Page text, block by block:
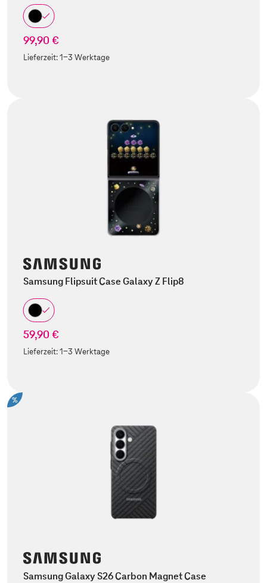
99,90 €
Lieferzeit:1-3 Werktage
Samsung Flipsuit Case Galaxy Z Flip8
59,90 €
Lieferzeit:1-3 Werktage
%
Samsung Galaxy S26 Carbon Magnet Case